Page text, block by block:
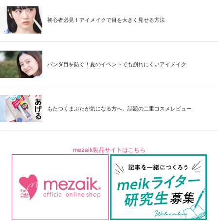
初心者必見！アイメイクで目を大きく見せる方法
パンダ目を防ぐ！夏のイベントでも崩れにくいアイメイク
もたつくまぶたが気になる方へ。話題の二重コスメレビュー
mezaik製品サイトはこちら